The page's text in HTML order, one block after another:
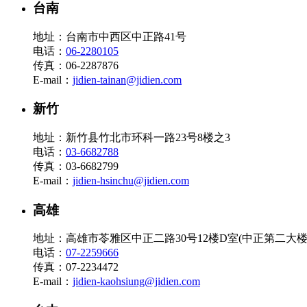
台南
地址：台南市中西区中正路41号
电话： 06-2280105
传真：06-2287876
E-mail： jidien-tainan@jidien.com
新竹
地址：新竹县竹北市环科一路23号8楼之3
电话： 03-6682788
传真：03-6682799
E-mail： jidien-hsinchu@jidien.com
高雄
地址：高雄市苓雅区中正二路30号12楼D室(中正第二大
电话： 07-2259666
传真：07-2234472
E-mail： jidien-kaohsiung@jidien.com